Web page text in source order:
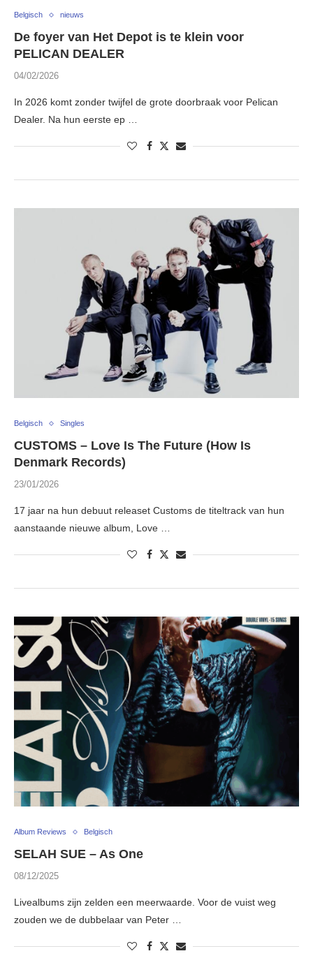
Belgisch nieuws
De foyer van Het Depot is te klein voor
PELICAN DEALER
04/02/2026
In 2026 komt zonder twijfel de grote doorbraak voor Pelican
Dealer. Na hun eerste ep …
Belgisch Singles
CUSTOMS – Love Is The Future (How Is
Denmark Records)
23/01/2026
17 jaar na hun debuut releaset Customs de titeltrack van hun
aanstaande nieuwe album, Love …
Album Reviews Belgisch
SELAH SUE – As One
08/12/2025
Livealbums zijn zelden een meerwaarde. Voor de vuist weg
zouden we de dubbelaar van Peter …